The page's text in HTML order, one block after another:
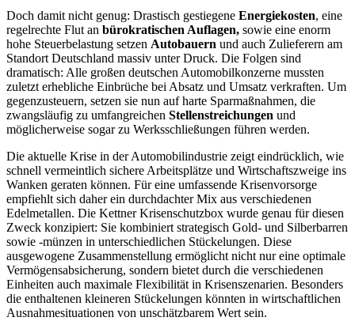
Doch damit nicht genug: Drastisch gestiegene Energiekosten, eine
regelrechte Flut an bürokratischen Auflagen, sowie eine enorm
hohe Steuerbelastung setzen Autobauern und auch Zulieferern am
Standort Deutschland massiv unter Druck. Die Folgen sind
dramatisch: Alle großen deutschen Automobilkonzerne mussten
zuletzt erhebliche Einbrüche bei Absatz und Umsatz verkraften. Um
gegenzusteuern, setzen sie nun auf harte Sparmaßnahmen, die
zwangsläufig zu umfangreichen Stellenstreichungen und
möglicherweise sogar zu Werksschließungen führen werden.
Die aktuelle Krise in der Automobilindustrie zeigt eindrücklich, wie
schnell vermeintlich sichere Arbeitsplätze und Wirtschaftszweige ins
Wanken geraten können. Für eine umfassende Krisenvorsorge
empfiehlt sich daher ein durchdachter Mix aus verschiedenen
Edelmetallen. Die Kettner Krisenschutzbox wurde genau für diesen
Zweck konzipiert: Sie kombiniert strategisch Gold- und Silberbarren
sowie -münzen in unterschiedlichen Stückelungen. Diese
ausgewogene Zusammenstellung ermöglicht nicht nur eine optimale
Vermögensabsicherung, sondern bietet durch die verschiedenen
Einheiten auch maximale Flexibilität in Krisenszenarien. Besonders
die enthaltenen kleineren Stückelungen könnten in wirtschaftlichen
Ausnahmesituationen von unschätzbarem Wert sein.